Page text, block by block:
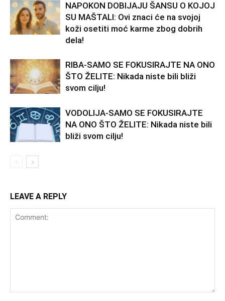
NAPOKON DOBIJAJU ŠANSU O KOJOJ
SU MAŠTALI: Ovi znaci će na svojoj
koži osetiti moć karme zbog dobrih
dela!
RIBA-SAMO SE FOKUSIRAJTE NA ONO
ŠTO ŽELITE: Nikada niste bili bliži
svom cilju!
VODOLIJA-SAMO SE FOKUSIRAJTE
NA ONO ŠTO ŽELITE: Nikada niste bili
bliži svom cilju!
LEAVE A REPLY